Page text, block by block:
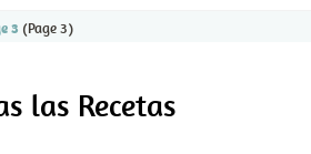
3 (Page 3)
las Recetas